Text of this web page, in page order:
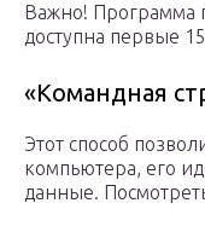
Важно! Программа
доступна первые
«Командная
Этот способ
компьютера, его
данные.